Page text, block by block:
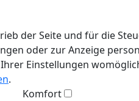
der Seite und für die
oder zur Anzeige
Einstellungen
.
Komfort